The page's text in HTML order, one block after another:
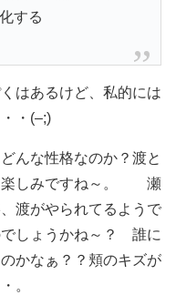
する
はあるけど、私的には
・・(–;)
んな性格なのか？渡と
楽しみですね～。 瀬
渡がやられてるようで
でしょうかね～？ 誰に
かなぁ？？頬のキズが
・。